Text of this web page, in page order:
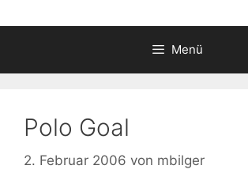
Menü
Polo Goal
2. Februar 2006 von mbilger